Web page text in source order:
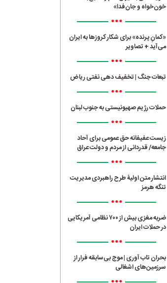
خون‌خواه و جان‌فدا»
•••
«کمانِ پرنده» برای شکار کروزها به ایران
می‌آید + تصاویر
•••
تبعات جنگ | تخفیف دهی نفتی ریاض
•••
حملات رژیم صهیونیستی به جنوب لبنان
•••
زیست عفیفانه حق عمومی برای آحاد
جامعه/ قدردانی از مردم و دولت عراق
•••
انتشار متن اولیۀ طرح راهبردی مدیریت
تنگه هرمز
•••
ضربه مغزی بیش از ۷۰۰ نظامی آمریکایی
در حملات ایران
•••
بحران تاب آوری | موج بی‌سابقه فرار از
سرزمین‌های اشغالی